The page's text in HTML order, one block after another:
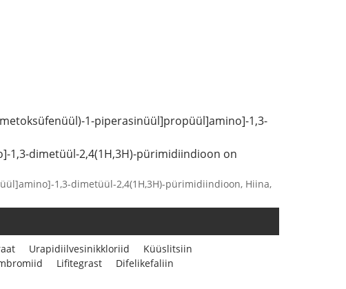
1-piperasinüül]propüül]amino]-1,3-
1,3-dimetüül-2,4(1H,3H)-pürimidiindioon on
1,3-dimetüül-2,4(1H,3H)-pürimidiindioon, Hiina,
Urapidiilvesinikkloriid
Küüslitsiin
Lifitegrast
Difelikefaliin